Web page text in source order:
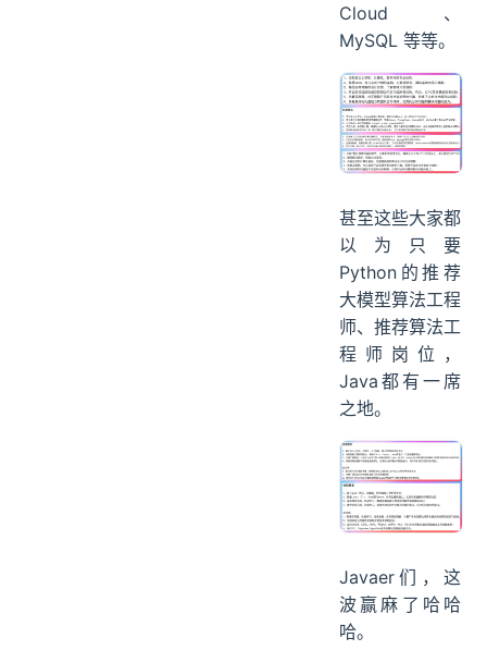
Cloud、
MySQL 等等。
甚至这些大家都
以为只要
Python的推荐
大模型算法工程
师、推荐算法工
程师岗位，
Java都有一席
之地。
Javaer们，这
波赢麻了哈哈
哈。